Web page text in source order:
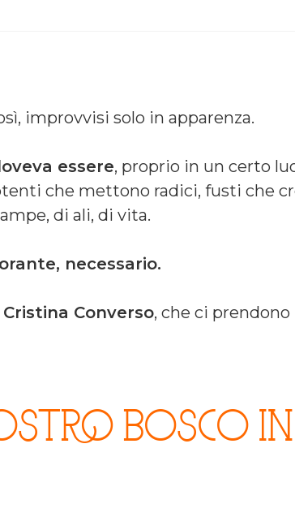
improvvisi solo in apparenza.
essere, proprio in un certo
che mettono radici, fusti che
di ali, di vita.
necessario.
Cristina Converso, che ci
bosco